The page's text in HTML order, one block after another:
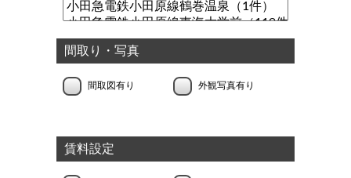
間取り・写真
間取図有り 外観写真有り
賃料設定